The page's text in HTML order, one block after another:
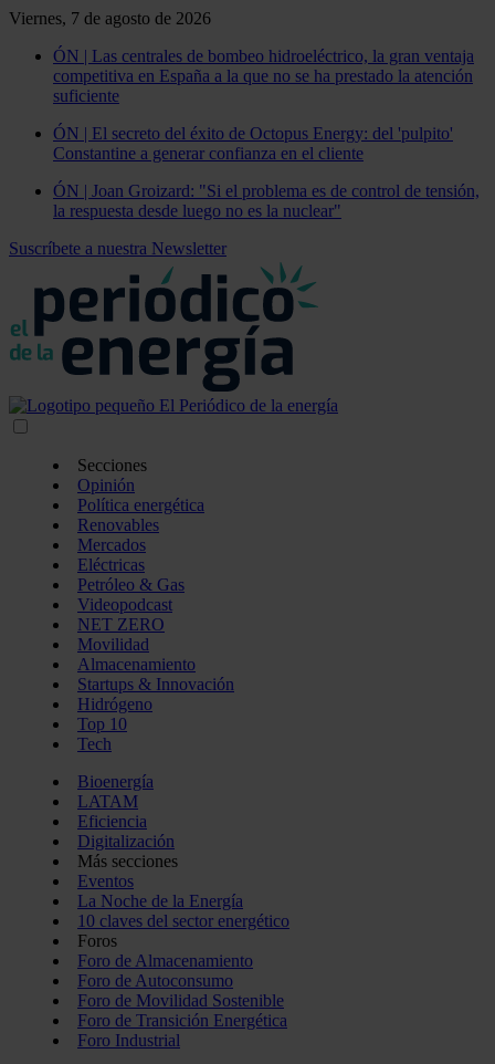
Viernes, 7 de agosto de 2026
ÓN | Las centrales de bombeo hidroeléctrico, la gran ventaja
competitiva en España a la que no se ha prestado la atención
suficiente
ÓN | El secreto del éxito de Octopus Energy: del 'pulpito'
Constantine a generar confianza en el cliente
ÓN | Joan Groizard: "Si el problema es de control de tensión,
la respuesta desde luego no es la nuclear"
Suscríbete a nuestra Newsletter
Secciones
Opinión
Política energética
Renovables
Mercados
Eléctricas
Petróleo & Gas
Videopodcast
NET ZERO
Movilidad
Almacenamiento
Startups & Innovación
Hidrógeno
Top 10
Tech
Bioenergía
LATAM
Eficiencia
Digitalización
Más secciones
Eventos
La Noche de la Energía
10 claves del sector energético
Foros
Foro de Almacenamiento
Foro de Autoconsumo
Foro de Movilidad Sostenible
Foro de Transición Energética
Foro Industrial